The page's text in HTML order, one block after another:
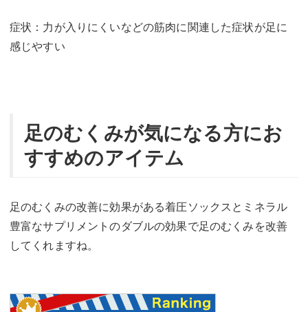
症状：力が入りにくいなどの筋肉に関連した症状が足に
感じやすい
足のむくみが気になる方にお
すすめのアイテム
足のむくみの改善に効果がある着圧ソックスとミネラル
豊富なサプリメントのダブルの効果で足のむくみを改善
してくれますね。